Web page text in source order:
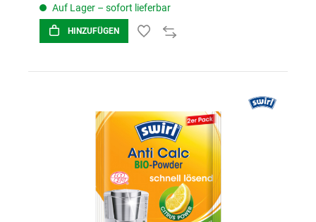
Auf Lager – sofort lieferbar
HINZUFÜGEN